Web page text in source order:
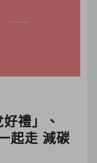
禮」、
起走 減碳